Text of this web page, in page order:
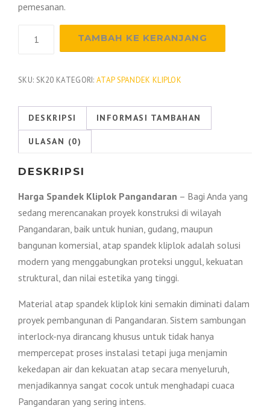
pemesanan.
Kliplok
2026
TAMBAH KE KERANJANG
SKU: SK20 KATEGORI:ATAP SPANDEK KLIPLOK
DESKRIPSI INFORMASI TAMBAHAN
ULASAN (0)
DESKRIPSI
Harga Spandek Kliplok Pangandaran – Bagi Anda yang
sedang merencanakan proyek konstruksi di wilayah
Pangandaran, baik untuk hunian, gudang, maupun
bangunan komersial, atap spandek kliplok adalah solusi
modern yang menggabungkan proteksi unggul, kekuatan
struktural, dan nilai estetika yang tinggi.
Material atap spandek kliplok kini semakin diminati dalam
proyek pembangunan di Pangandaran. Sistem sambungan
interlock-nya dirancang khusus untuk tidak hanya
mempercepat proses instalasi tetapi juga menjamin
kekedapan air dan kekuatan atap secara menyeluruh,
menjadikannya sangat cocok untuk menghadapi cuaca
Pangandaran yang sering intens.